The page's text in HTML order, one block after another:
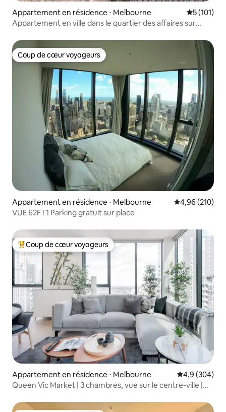
Appartement en résidence ⋅ Melbourne Évaluation
5 (101)
Appartement en ville dans le quartier des affaires sur
Coup de cœur voyageurs
Coup de cœur voyageurs
Appartement en résidence ⋅ Melbourne Évaluation
4,96 (210)
VUE 62F ! 1 Parking gratuit sur place
Coups de cœur voyageurs les plus appréciés
Coup de cœur voyageurs
Appartement en résidence ⋅ Melbourne Évaluation
4,9 (304)
Queen Vic Market | 3 chambres, vue sur le centre-ville |